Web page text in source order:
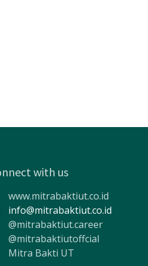
with us
www.mitrabaktiut.co.id
info@mitrabaktiut.co.id
@mitrabaktiut.career
@mitrabaktiutoffcial
Mitra Bakti UT